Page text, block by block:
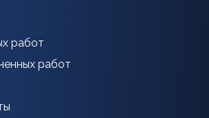
работ
работ